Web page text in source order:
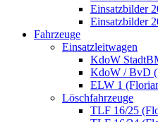
Einsatzbilder
Einsatzbilder
Fahrzeuge
Einsatzleitwagen
KdoW
KdoW / BvD
ELW 1
Löschfahrzeuge
TLF 16/25